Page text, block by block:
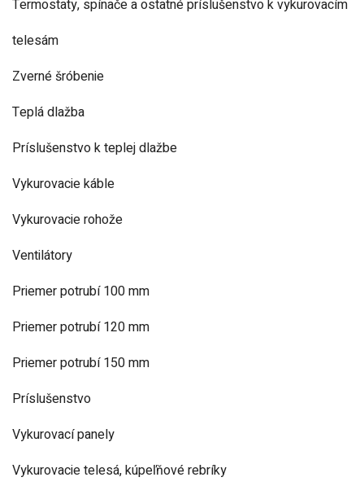
Termostaty, spínače a ostatné príslušenstvo k vykurovacím
telesám
Zverné šróbenie
Teplá dlažba
Príslušenstvo k teplej dlažbe
Vykurovacie káble
Vykurovacie rohože
Ventilátory
Priemer potrubí 100 mm
Priemer potrubí 120 mm
Priemer potrubí 150 mm
Príslušenstvo
Vykurovací panely
Vykurovacie telesá, kúpeľňové rebríky